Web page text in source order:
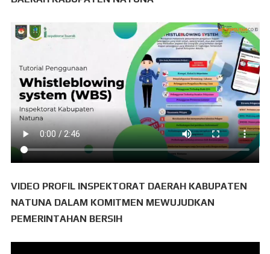
VIDEO PROFIL INSPEKTORAT DAERAH KABUPATEN
NATUNA DALAM KOMITMEN MEWUJUDKAN
PEMERINTAHAN BERSIH